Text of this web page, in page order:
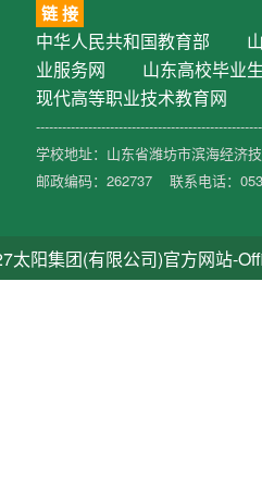
链 接
中华人民共和国教育部
业服务网
山东高校毕业
现代高等职业技术教育网
学校地址：山东省潍坊市滨海经济
邮政编码：262737 联系电话：
太阳集团(有限公司)官方网站-